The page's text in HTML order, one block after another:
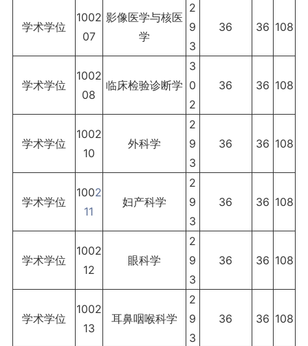
学术学位
1002
07
影像医学与核医
学
2
9
3
36 36 108
学术学位
1002
08
临床检验诊断学
3
0
2
36 36 108
学术学位
1002
10
外科学
2
9
3
36 36 108
学术学位
1002
11
妇产科学
2
9
3
36 36 108
学术学位
1002
12
眼科学
2
9
3
36 36 108
学术学位
1002
13
耳鼻咽喉科学
2
9
3
36 36 108